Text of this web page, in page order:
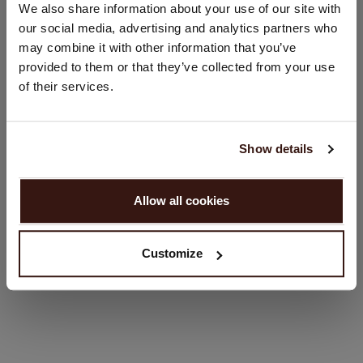
We also share information about your use of our site with
our social media, advertising and analytics partners who
may combine it with other information that you’ve
provided to them or that they’ve collected from your use
of their services.
Show details
Allow all cookies
Customize
Recht model
Rechte pasvorm
Handwas, chemisch reinigen mogelijk
100% Organisch Cashmere (GOTS-gecertificeerd)
VERZENDEN & RETOURNEREN
land wijzigen?
Verenigde Staten ($)
GA VERDER